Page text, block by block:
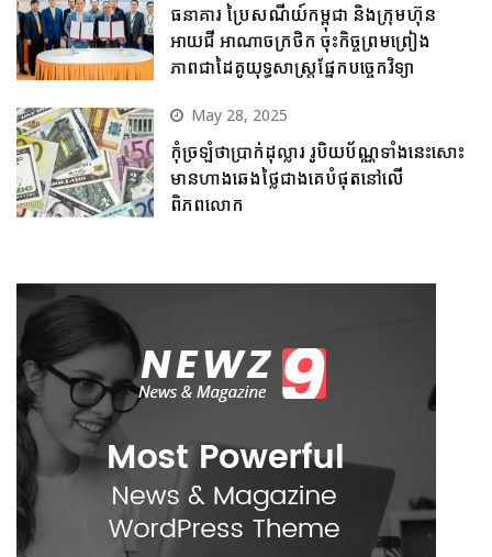
ធនាគារ ប្រៃសណីយ៍កម្ពុជា និងក្រុមហ៊ុន
អាយជី អាណាចក្រថិក ចុះកិច្ចព្រមព្រៀង
ភាពជាដៃគូយុទ្ធសាស្ត្រផ្នែកបច្ចេកវិទ្យា
May 28, 2025
កុំច្រឡំថាប្រាក់ដុល្លារ រូបិយប័ណ្ណទាំងនេះសោះ
មានហាងឆេងថ្លៃជាងគេបំផុតនៅលើ
ពិភពលោក